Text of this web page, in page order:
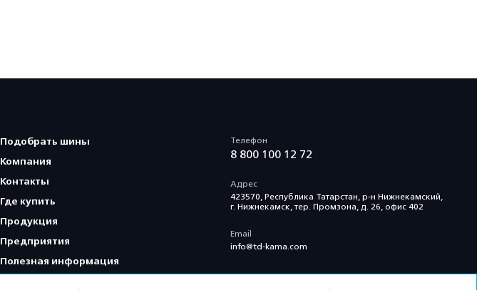
Подобрать шины
Компания
Контакты
Где купить
Продукция
Предприятия
Полезная информация
Телефон
8 800 100 12 72
Адрес
423570, Республика Татарстан, р-н Нижнекамский,
г. Нижнекамск, тер. Промзона, д. 26, офис 402
Email
info@td-kama.com